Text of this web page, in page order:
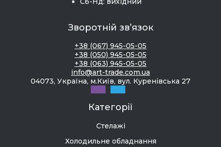
Зворотній зв’язок
+38 (067) 945-05-05
+38 (050) 945-05-05
+38 (063) 945-05-05
info@art-trade.com.ua
04073, Україна, м.Київ, вул. Куренівська 27
Категорії
Стелажі
Холодильне обладнання